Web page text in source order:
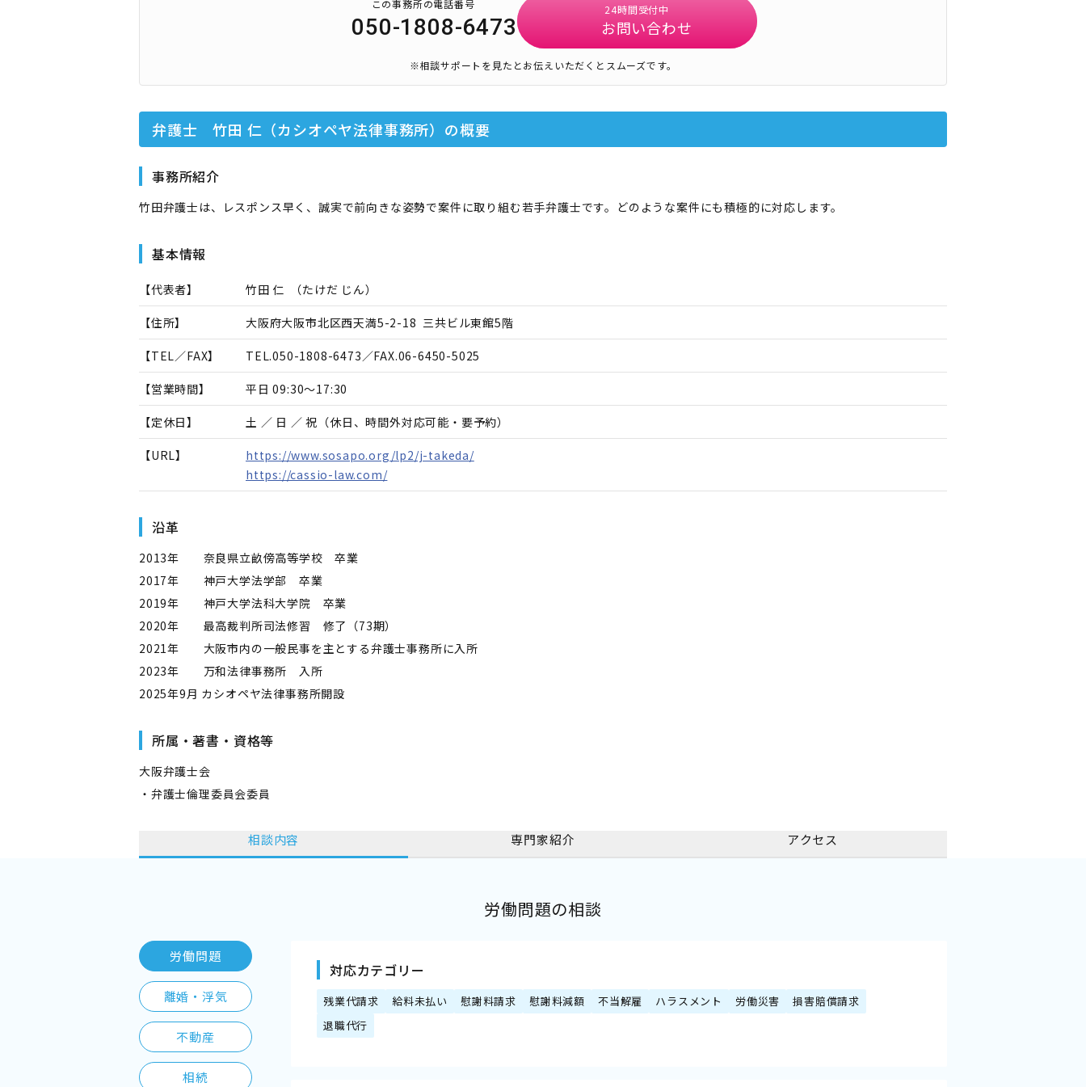
この事務所の電話番号
050-1808-6473
24時間受付中
お問い合わせ
※相談サポートを見たとお伝えいただくとスムーズです。
弁護士 竹田 仁（カシオペヤ法律事務所） の概要
事務所紹介
竹田弁護士は、レスポンス早く、誠実で前向きな姿勢で案件に取り組む若手弁護士です。どのような案件にも積極的に対応します。
基本情報
【代表者】 竹田 仁 （たけだ じん）
【住所】 大阪府大阪市北区西天満5-2-18 三共ビル東館5階
【TEL／FAX】 TEL.050-1808-6473／FAX.06-6450-5025
【営業時間】 平日 09:30～17:30
【定休日】 土 ／ 日 ／ 祝（休日、時間外対応可能・要予約）
【URL】
https://www.sosapo.org/lp2/j-takeda/
https://cassio-law.com/
沿革
2013年 奈良県立畝傍高等学校 卒業
2017年 神戸大学法学部 卒業
2019年 神戸大学法科大学院 卒業
2020年 最高裁判所司法修習 修了（73期）
2021年 大阪市内の一般民事を主とする弁護士事務所に入所
2023年 万和法律事務所 入所
2025年9月 カシオペヤ法律事務所開設
所属・著書・資格等
大阪弁護士会
・弁護士倫理委員会委員
相談内容 専門家紹介 アクセス
労働問題の相談
労働問題
離婚・浮気
不動産
相続
対応カテゴリー
残業代請求 給料未払い 慰謝料請求 慰謝料減額 不当解雇 ハラスメント 労働災害
損害賠償請求
退職代行